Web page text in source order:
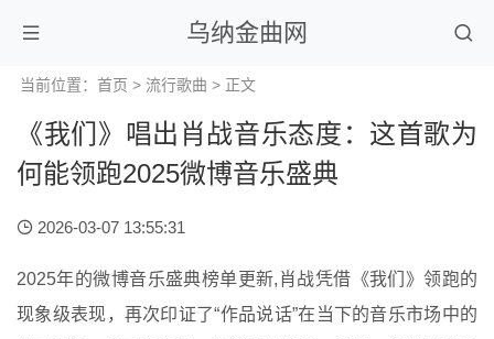
乌纳金曲网
当前位置： 首页 > 流行歌曲 > 正文
《我们》唱出肖战音乐态度：这首歌为
何能领跑2025微博音乐盛典
2026-03-07 13:55:31
2025年的微博音乐盛典榜单更新,肖战凭借《我们》领跑的
现象级表现，再次印证了“作品说话”在当下的音乐市场中的